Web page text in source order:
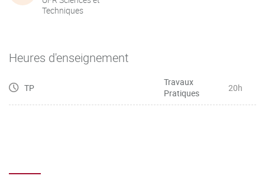
Techniques
Heures d'enseignement
TP
Travaux
Pratiques
20h